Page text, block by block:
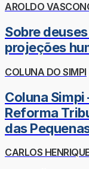
AROLDO
Sobre
projeções
COLUNA DO SIMPI
Coluna Simpi
Reforma
das
CARLOS